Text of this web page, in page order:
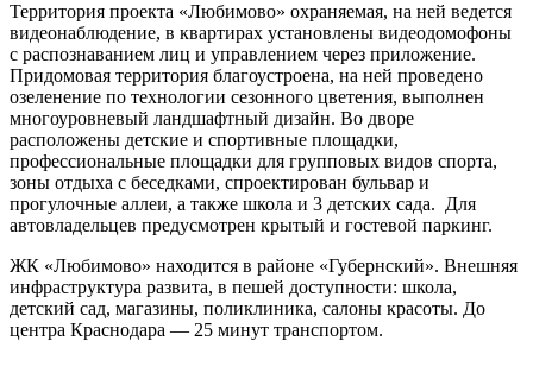
Территория проекта «Любимово» охраняемая, на ней ведется
видеонаблюдение, в квартирах установлены видеодомофоны
с распознаванием лиц и управлением через приложение.
Придомовая территория благоустроена, на ней проведено
озеленение по технологии сезонного цветения, выполнен
многоуровневый ландшафтный дизайн. Во дворе
расположены детские и спортивные площадки,
профессиональные площадки для групповых видов спорта,
зоны отдыха с беседками, спроектирован бульвар и
прогулочные аллеи, а также школа и 3 детских сада. Для
автовладельцев предусмотрен крытый и гостевой паркинг.
ЖК «Любимово» находится в районе «Губернский». Внешняя
инфраструктура развита, в пешей доступности: школа,
детский сад, магазины, поликлиника, салоны красоты. До
центра Краснодара — 25 минут транспортом.